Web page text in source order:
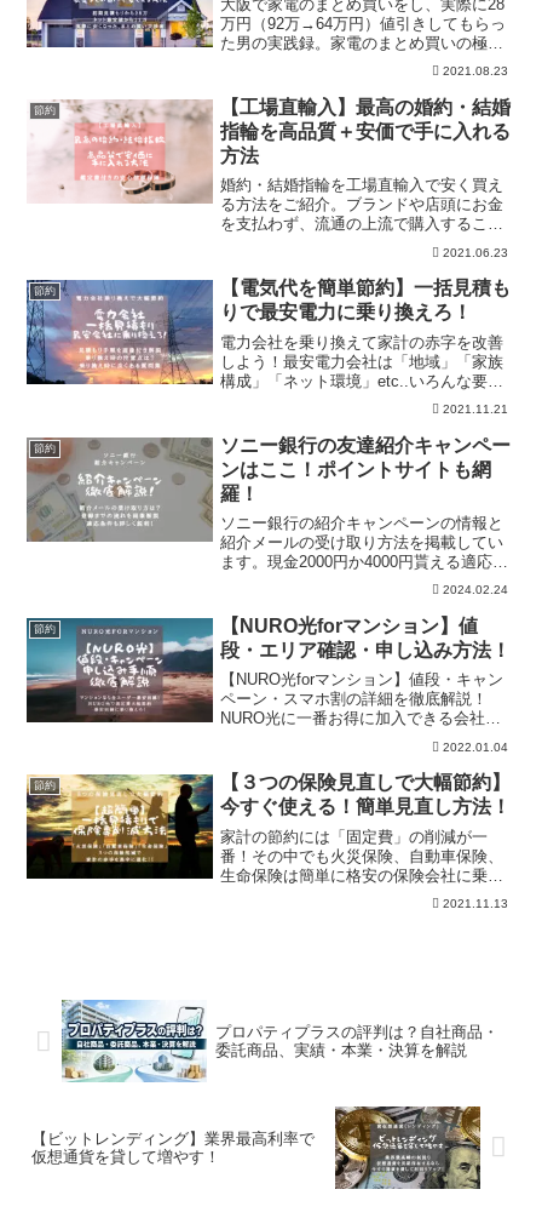
大阪で家電のまとめ買いをし、実際に28
万円（92万→64万円）値引きしてもらっ
た男の実践録。家電のまとめ買いの極意
と効果を徹底解説。「店舗」「時期」
値引きは変わってくる。実践できた安く
なる方法を徹底解説！
2021.08.23
節約
【工場直輸入】最高の婚約・結婚
指輪を高品質＋安価で手に入れる
方法
婚約・結婚指輪を工場直輸入で安く買え
る方法をご紹介。ブランドや店頭にお金
を支払わず、流通の上流で購入すること
で、鑑定書付き同品質の指輪を安く買う
ことができます。その際のメリットやデ
メリットを徹底解説。
2021.06.23
節約
【電気代を簡単節約】一括見積も
りで最安電力に乗り換えろ！
電力会社を乗り換えて家計の赤字を改善
しよう！最安電力会社は「地域」「家族
構成」「ネット環境」etc..いろんな要因
で変わってきます。ややこしくて、難し
い格安電力会社選びも一括見積もりで全
て解決！電力会社のプロに最安会社も見
つけてもらって、簡単に乗り換えをして
みましょう！
2021.11.21
節約
ソニー銀行の友達紹介キャンペー
ンはここ！ポイントサイトも網
羅！
ソニー銀行の紹介キャンペーンの情報と
紹介メールの受け取り方法を掲載してい
ます。現金2000円か4000円貰える適応条
件なども詳しく掲載。また、紹介コード
付きで掲載しています。ポイントサイト
の情報も網羅してます。
2024.02.24
節約
【NURO光forマンション】値
段・エリア確認・申し込み方法！
【NURO光forマンション】値段・キャン
ペーン・スマホ割の詳細を徹底解説！
NURO光に一番お得に加入できる会社も
紹介。申し込み方法も写真付きでわかり
やすく掲載中です！条件なしのキャッシ
ュバックでオトクに最速最安のNURO光
に乗り換えよう！
2022.01.04
節約
【３つの保険見直しで大幅節約】
今すぐ使える！簡単見直し方法！
家計の節約には「固定費」の削減が一
番！その中でも火災保険、自動車保険、
生命保険は簡単に格安の保険会社に乗り
換えれます。サイトで必要な情報を入力
するだけで簡単一括見積もりが可能で
2021.11.13
プロパティプラスの評判は？自社商品・
委託商品、実績・本業・決算を解説
【ビットレンディング】業界最高利率で
仮想通貨を貸して増やす！